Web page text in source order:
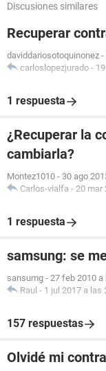
Discusiones similares
Recuperar
daviddariosotoquinonez -
carloslopezjurado -
1 respuesta
¿Recuperar la
cambiarla?
Montez1010 - 30 ago
Carlos-vialfa - 20 mar
1 respuesta
samsung: se
sansumg - 27 feb 2010 a
Raul - 1 jul 2017 a las
157 respuestas
Olvidé mi